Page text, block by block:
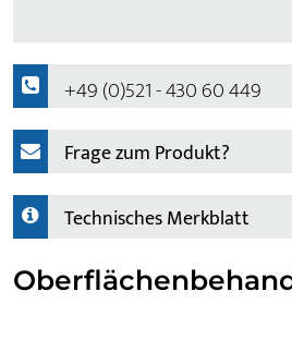
+49 (0)521 - 430 60 449
Frage zum Produkt?
Technisches Merkblatt